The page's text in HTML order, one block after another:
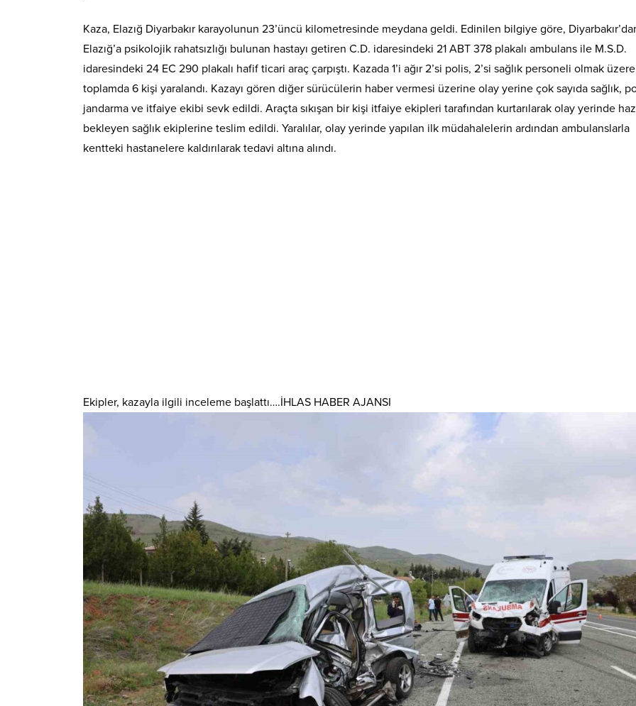
Kaza, Elazığ Diyarbakır karayolunun 23’üncü kilometresinde meydana geldi. Edinilen bilgiye göre,
Elazığ’a psikolojik rahatsızlığı bulunan hastayı getiren C.D. idaresindeki 21 ABT 378 plakalı ambulans ile M.S.D.
idaresindeki 24 EC 290 plakalı hafif ticari araç çarpıştı. Kazada 1’i ağır 2’si polis, 2’si sağlık personeli olmak üzere
toplamda 6 kişi yaralandı. Kazayı gören diğer sürücülerin haber vermesi üzerine olay yerine çok sayıda sağlık,
jandarma ve itfaiye ekibi sevk edildi. Araçta sıkışan bir kişi itfaiye ekipleri tarafından kurtarılarak olay yerinde
bekleyen sağlık ekiplerine teslim edildi. Yaralılar, olay yerinde yapılan ilk müdahalelerin ardından ambulanslarla
kentteki hastanelere kaldırılarak tedavi altına alındı.
Ekipler, kazayla ilgili inceleme başlattı….İHLAS HABER AJANSI